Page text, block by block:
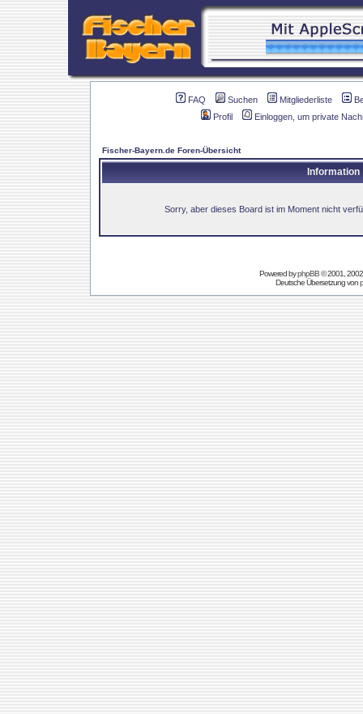
FAQ Suchen Mitgliederliste
Profil
Einloggen, um private
Fischer-Bayern.de Foren-Übersicht
Information
Sorry, aber dieses Board ist im Moment nicht
Powered byphpBB© 2001,
Deutsche Übersetzung von